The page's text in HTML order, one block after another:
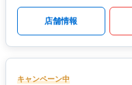
店舗情報
キャンペーン中